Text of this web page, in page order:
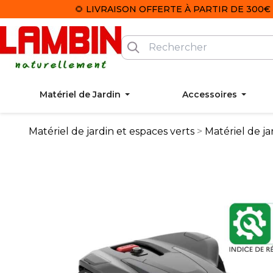
🌻 LIVRAISON OFFERTE À PARTIR DE
Matériel de Jardin Accessoires
Matériel de jardin et espaces verts Matériel de